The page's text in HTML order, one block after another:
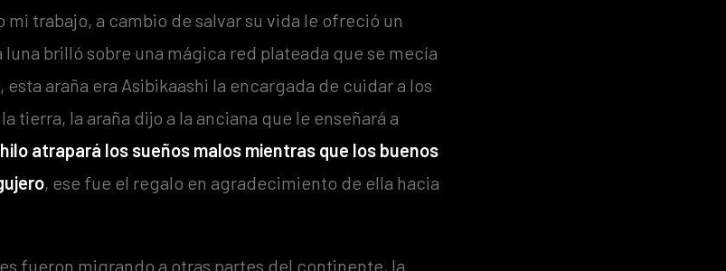
mi trabajo, a cambio de salvar su vida le ofreció un
luna brilló sobre una mágica red plateada que se mecía
araña era Asibikaashi la encargada de cuidar a los
tierra, la araña dijo a la anciana que le enseñará a
atrapará los sueños malos mientras que los buenos
, ese fue el regalo en agradecimiento de ella hacia
fueron migrando a otras partes del continente, la